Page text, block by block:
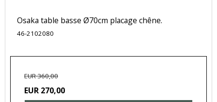
Osaka table basse Ø70cm placage chêne.
46-2102080
EUR 360,00
EUR 270,00